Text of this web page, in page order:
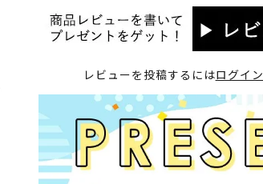
レビューを投稿するにはログイン